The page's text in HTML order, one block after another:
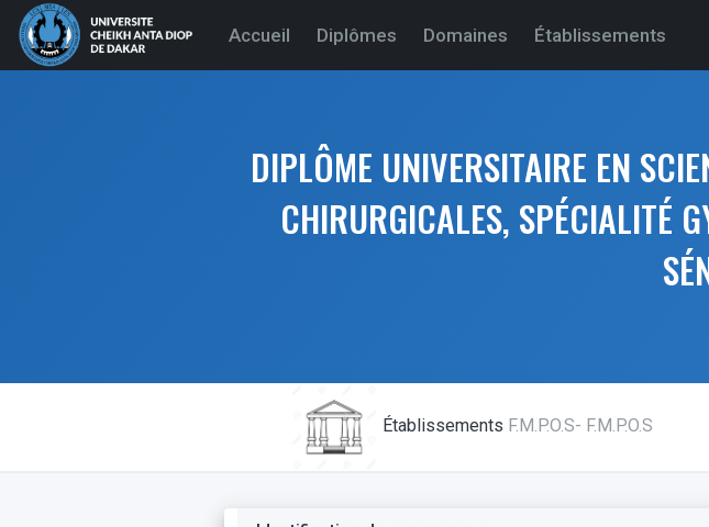
Accueil
(current) Diplômes Domaines Établissements
DIPLÔME UNIVERSITAIRE EN
CHIRURGICALES, SPÉCIALITÉ
Établissements F.M.P.O.S- F.M.P.O.S